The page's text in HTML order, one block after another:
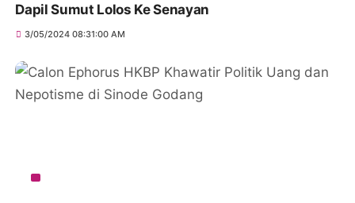
Dapil Sumut Lolos Ke Senayan
3/05/2024 08:31:00 AM